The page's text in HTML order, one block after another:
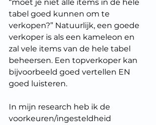
“moet je niet alle items in de hele
tabel goed kunnen om te
verkopen?” Natuurlijk, een goede
verkoper is als een kameleon en
zal vele items van de hele tabel
beheersen. Een topverkoper kan
bijvoorbeeld goed vertellen EN
goed luisteren.
In mijn research heb ik de
voorkeuren/ingesteldheid